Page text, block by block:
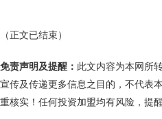
（正文已结束）
免责声明及提醒： 此文内容为本网所
宣传及传递更多信息之目的，不代表
重核实！任何投资加盟均有风险，提